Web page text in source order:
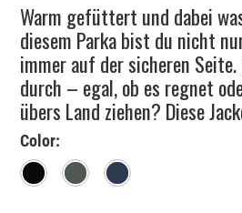
Warm gefüttert und dabei
diesem Parka bist du nicht
immer auf der sicheren
durch – egal, ob es regnet
übers Land ziehen? Diese
Color: